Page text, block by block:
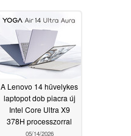
A Lenovo 14 hüvelykes
laptopot dob piacra új
Intel Core Ultra X9
378H processzorral
05/14/2026